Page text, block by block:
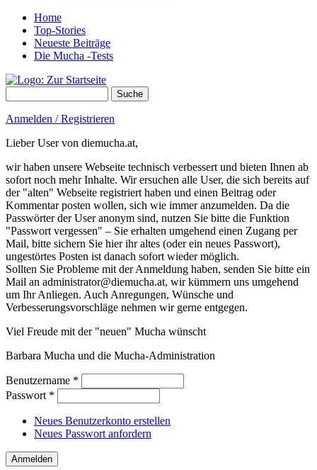
Home
Top-Stories
Neueste Beiträge
Die Mucha -Tests
Anmelden / Registrieren
Lieber User von diemucha.at,
wir haben unsere Webseite technisch verbessert und bieten Ihnen ab
sofort noch mehr Inhalte. Wir ersuchen alle User, die sich bereits auf
der "alten" Webseite registriert haben und einen Beitrag oder
Kommentar posten wollen, sich wie immer anzumelden. Da die
Passwörter der User anonym sind, nutzen Sie bitte die Funktion
"Passwort vergessen" – Sie erhalten umgehend einen Zugang per
Mail, bitte sichern Sie hier ihr altes (oder ein neues Passwort),
ungestörtes Posten ist danach sofort wieder möglich.
Sollten Sie Probleme mit der Anmeldung haben, senden Sie bitte ein
Mail an administrator@diemucha.at, wir kümmern uns umgehend
um Ihr Anliegen. Auch Anregungen, Wünsche und
Verbesserungsvorschläge nehmen wir gerne entgegen.
Viel Freude mit der "neuen" Mucha wünscht
Barbara Mucha und die Mucha-Administration
Benutzername *
Passwort *
Neues Benutzerkonto erstellen
Neues Passwort anfordern